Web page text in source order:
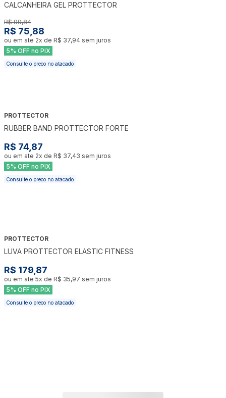
CALCANHEIRA GEL PROTTECTOR
R$ 99,84
R$ 75,88
ou em ate 2x de R$ 37,94 sem juros
5% OFF no PIX
Consulte o preco no atacado
PROTTECTOR
RUBBER BAND PROTTECTOR FORTE
R$ 74,87
ou em ate 2x de R$ 37,43 sem juros
5% OFF no PIX
Consulte o preco no atacado
PROTTECTOR
LUVA PROTTECTOR ELASTIC FITNESS
R$ 179,87
ou em ate 5x de R$ 35,97 sem juros
5% OFF no PIX
Consulte o preco no atacado